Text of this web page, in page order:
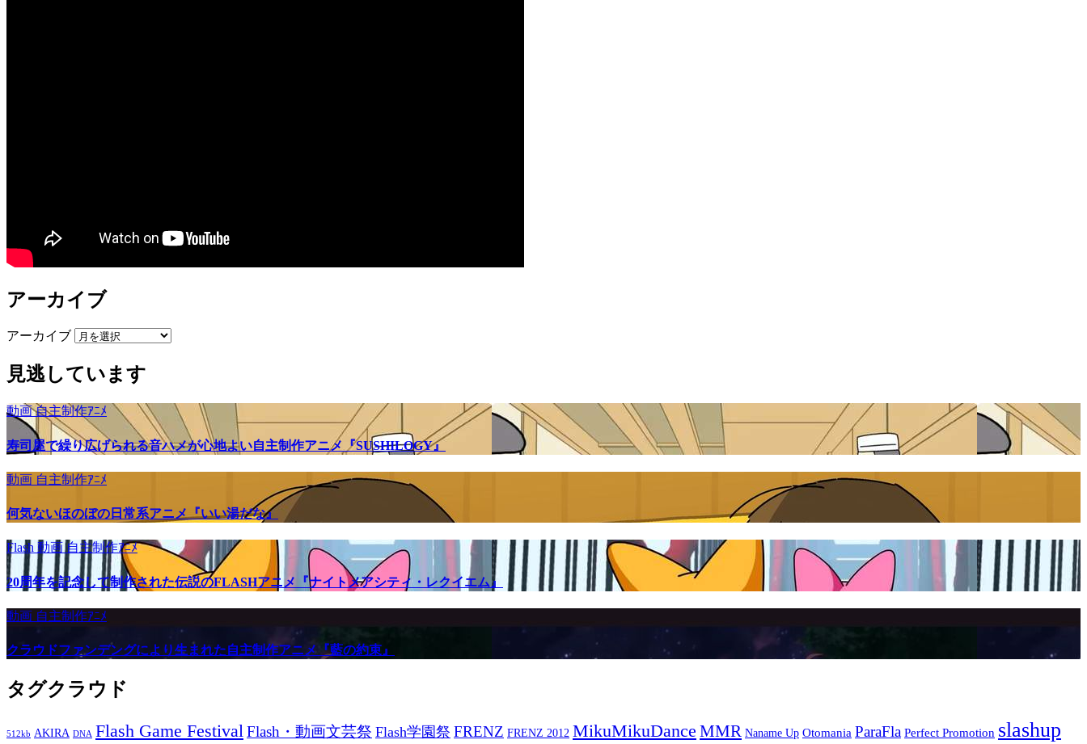
アーカイブ
アーカイブ
見逃しています
動画自主制作ｱﾆﾒ
寿司屋で繰り広げられる音ハメが心地よい自主制作アニメ『SUSHILOGY』
動画 自主制作ｱﾆﾒ
何気ないほのぼの日常系アニメ『いい湯だな』
Flash 動画自主制作ｱﾆﾒ
20周年を記念して制作された伝説のFLASHアニメ『ナイトメアシティ・レクイエム』
動画 自主制作ｱﾆﾒ
クラウドファンデングにより生まれた自主制作アニメ『藍の約束』
タグクラウド
512kb AKIRA DNA Flash Game FestivalFlash・動画文芸祭 Flash学園祭 FRENZ FRENZ 2012 MikuMikuDance MMR Naname Up Otomania ParaFla Perfect Promotion slashup